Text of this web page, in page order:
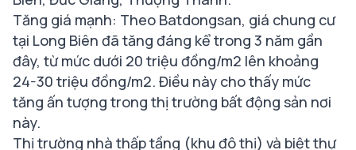
Tăng giá mạnh: Theo Batdongsan, giá chung cư
tại Long Biên đã tăng đáng kể trong 3 năm gần
đây, từ mức dưới 20 triệu đồng/m2 lên khoảng
24-30 triệu đồng/m2. Điều này cho thấy mức
tăng ấn tượng trong thị trường bất động sản nơi
này.
Thị trường nhà thấp tầng (khu đô thị) và biệt thự